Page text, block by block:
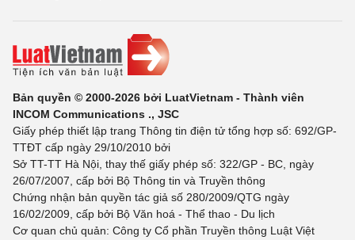
Bản quyền © 2000-2026 bởi LuatVietnam - Thành viên
INCOM Communications ., JSC
Giấy phép thiết lập trang Thông tin điện tử tổng hợp số: 692/GP-
TTĐT cấp ngày 29/10/2010 bởi
Sở TT-TT Hà Nội, thay thế giấy phép số: 322/GP - BC, ngày
26/07/2007, cấp bởi Bộ Thông tin và Truyền thông
Chứng nhận bản quyền tác giả số 280/2009/QTG ngày
16/02/2009, cấp bởi Bộ Văn hoá - Thể thao - Du lịch
Cơ quan chủ quản: Công ty Cổ phần Truyền thông Luật Việt